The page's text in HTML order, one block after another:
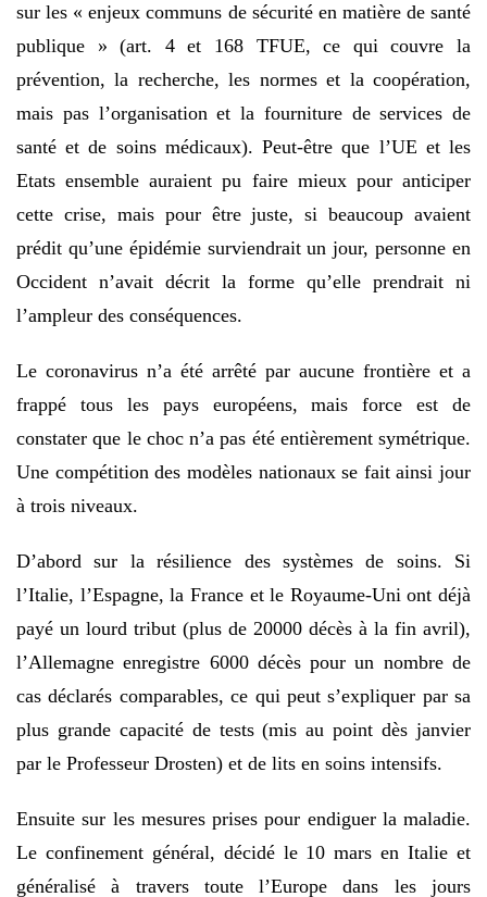
sur les « enjeux communs de sécurité en matière de santé
publique » (art. 4 et 168 TFUE, ce qui couvre la
prévention, la recherche, les normes et la coopération,
mais pas l’organisation et la fourniture de services de
santé et de soins médicaux). Peut-être que l’UE et les
Etats ensemble auraient pu faire mieux pour anticiper
cette crise, mais pour être juste, si beaucoup avaient
prédit qu’une épidémie surviendrait un jour, personne en
Occident n’avait décrit la forme qu’elle prendrait ni
l’ampleur des conséquences.
Le coronavirus n’a été arrêté par aucune frontière et a
frappé tous les pays européens, mais force est de
constater que le choc n’a pas été entièrement symétrique.
Une compétition des modèles nationaux se fait ainsi jour
à trois niveaux.
D’abord sur la résilience des systèmes de soins. Si
l’Italie, l’Espagne, la France et le Royaume-Uni ont déjà
payé un lourd tribut (plus de 20000 décès à la fin avril),
l’Allemagne enregistre 6000 décès pour un nombre de
cas déclarés comparables, ce qui peut s’expliquer par sa
plus grande capacité de tests (mis au point dès janvier
par le Professeur Drosten) et de lits en soins intensifs.
Ensuite sur les mesures prises pour endiguer la maladie.
Le confinement général, décidé le 10 mars en Italie et
généralisé à travers toute l’Europe dans les jours